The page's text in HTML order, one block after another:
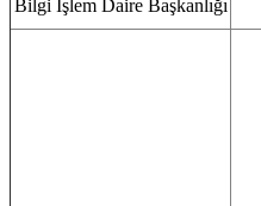
Bilgi İşlem Daire Başkanlığı